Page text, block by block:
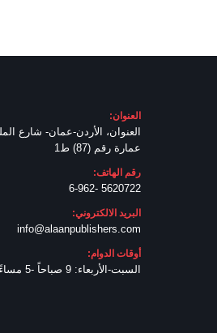
العنوان:
العنوان، الأردن-عمان- شارع
عمارة رقم (87) ط1
رقم الهاتف:
5620722 -6-962
البريد الالكتروني:
info@alaanpublishers.com
أوقات الدوام:
السبت-الأربعاء: 9 صباحاً -5 مساءً، الخميس: 9-صباحا-3 مساء.